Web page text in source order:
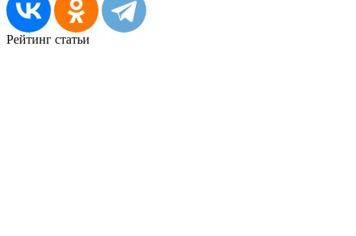
Рейтинг статьи